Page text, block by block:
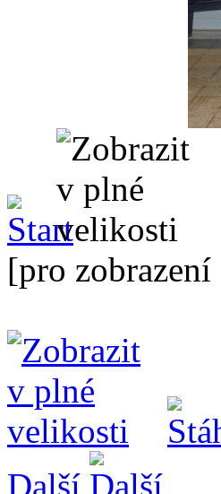
[pro
Další